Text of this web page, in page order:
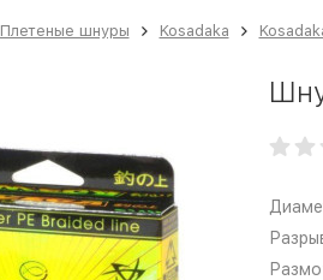
Плетеные шнуры Kosadaka